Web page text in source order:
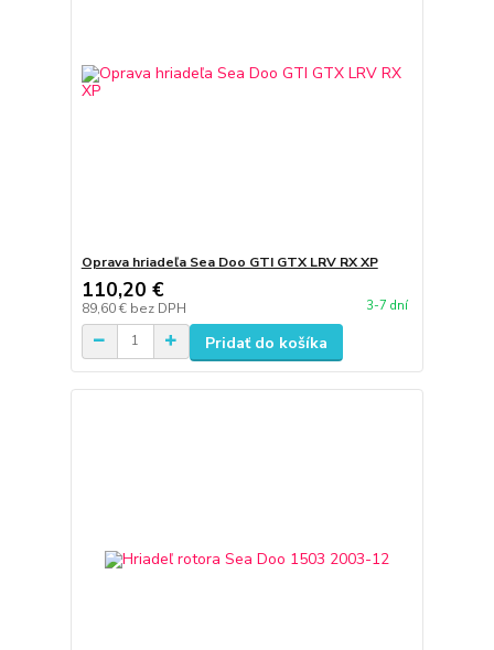
Oprava hriadeľa Sea Doo GTI GTX LRV RX XP
110,20 €
89,60 € bez DPH 3-7 dní
Pridať do košíka